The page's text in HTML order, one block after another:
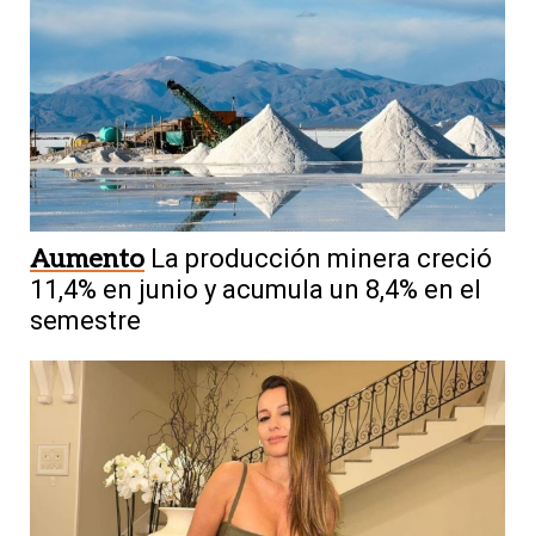
Aumento La producción minera creció
11,4% en junio y acumula un 8,4% en el
semestre